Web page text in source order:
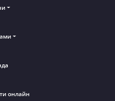
онлайн